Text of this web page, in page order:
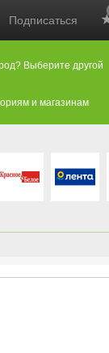
Подписаться
Выберите другой
и магазинам